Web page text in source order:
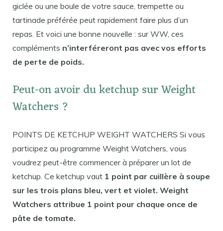
giclée ou une boule de votre sauce, trempette ou
tartinade préférée peut rapidement faire plus d’un
repas. Et voici une bonne nouvelle : sur WW, ces
compléments n’interféreront pas avec vos efforts
de perte de poids.
Peut-on avoir du ketchup sur Weight
Watchers ?
POINTS DE KETCHUP WEIGHT WATCHERS Si vous
participez au programme Weight Watchers, vous
voudrez peut-être commencer à préparer un lot de
ketchup. Ce ketchup vaut 1 point par cuillère à soupe
sur les trois plans bleu, vert et violet. Weight
Watchers attribue 1 point pour chaque once de
pâte de tomate.